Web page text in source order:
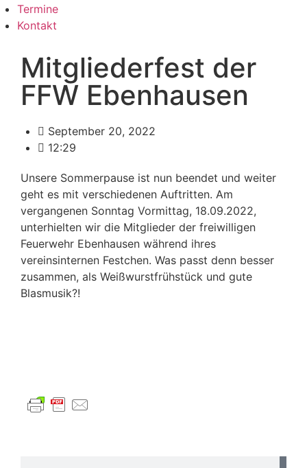
Termine
Kontakt
Mitgliederfest der
FFW Ebenhausen
September 20, 2022
12:29
Unsere Sommerpause ist nun beendet und weiter
geht es mit verschiedenen Auftritten. Am
vergangenen Sonntag Vormittag, 18.09.2022,
unterhielten wir die Mitglieder der freiwilligen
Feuerwehr Ebenhausen während ihres
vereinsinternen Festchen. Was passt denn besser
zusammen, als Weißwurstfrühstück und gute
Blasmusik?!